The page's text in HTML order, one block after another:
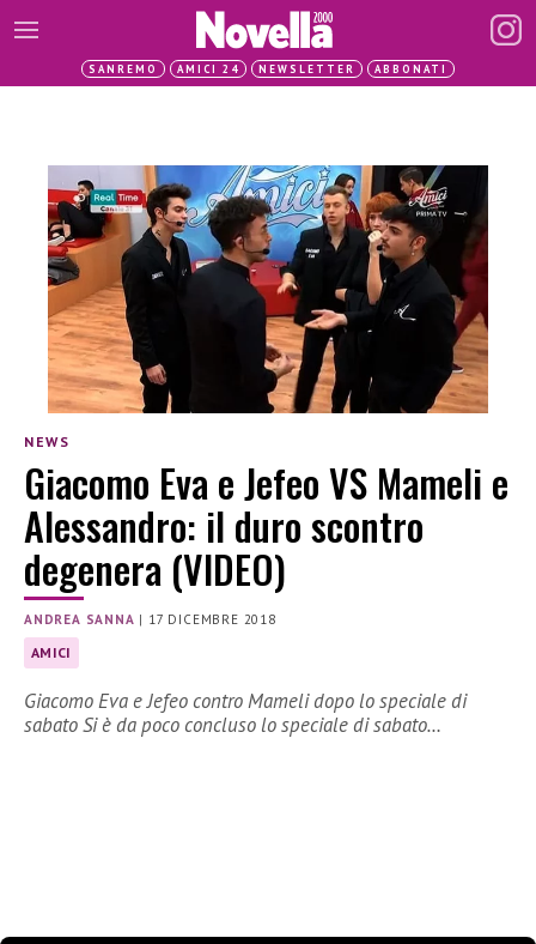
SANREMO AMICI 24 NEWSLETTER ABBONATI
NEWS
Giacomo Eva e Jefeo VS Mameli e
Alessandro: il duro scontro
degenera (VIDEO)
ANDREA SANNA | 17 DICEMBRE 2018
AMICI
Giacomo Eva e Jefeo contro Mameli dopo lo speciale di
sabato Si è da poco concluso lo speciale di sabato…